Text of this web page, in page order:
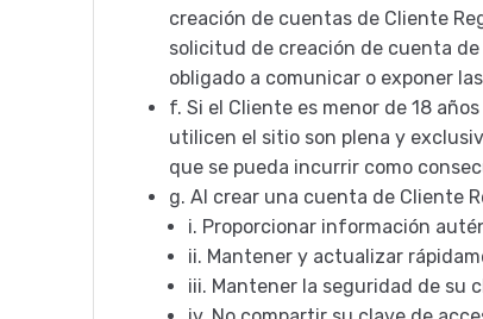
creación de cuentas de Cliente
solicitud de creación de cuenta
obligado a comunicar o exponer
f. Si el Cliente es menor de 18
utilicen el sitio son plena y
que se pueda incurrir como
g. Al crear una cuenta de Cliente
i. Proporcionar información
ii. Mantener y actualizar
iii. Mantener la seguridad de su